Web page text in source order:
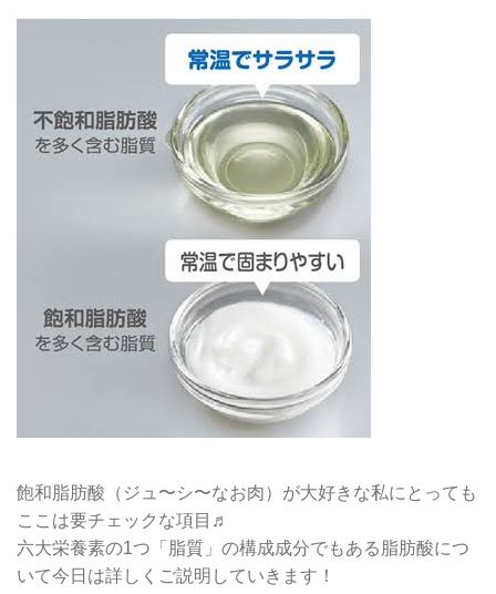
飽和脂肪酸（ジュ〜シ〜なお肉）が大好きな私にとっても
ここは要チェックな項目♬
六大栄養素の1つ「脂質」の構成成分でもある脂肪酸につ
いて今日は詳しくご説明していきます！